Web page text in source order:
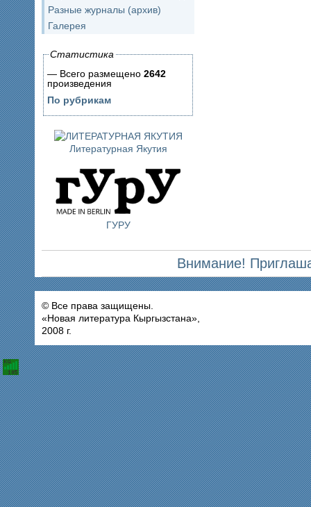
Разные журналы (архив)
Галерея
Статистика
— Всего размещено 2642
произведения
По рубрикам
Литературная Якутия
ГУРУ
Внимание!
© Все права защищены.
«Новая литература Кыргызстана»,
2008 г.